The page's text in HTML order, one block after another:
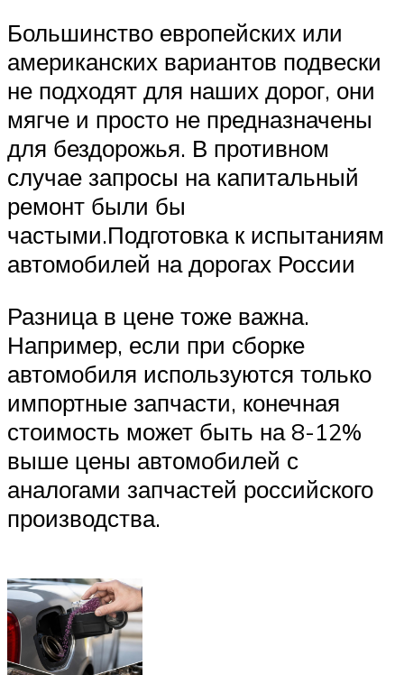
Большинство европейских или
американских вариантов подвески
не подходят для наших дорог, они
мягче и просто не предназначены
для бездорожья. В противном
случае запросы на капитальный
ремонт были бы
частыми.Подготовка к испытаниям
автомобилей на дорогах России
Разница в цене тоже важна.
Например, если при сборке
автомобиля используются только
импортные запчасти, конечная
стоимость может быть на 8-12%
выше цены автомобилей с
аналогами запчастей российского
производства.